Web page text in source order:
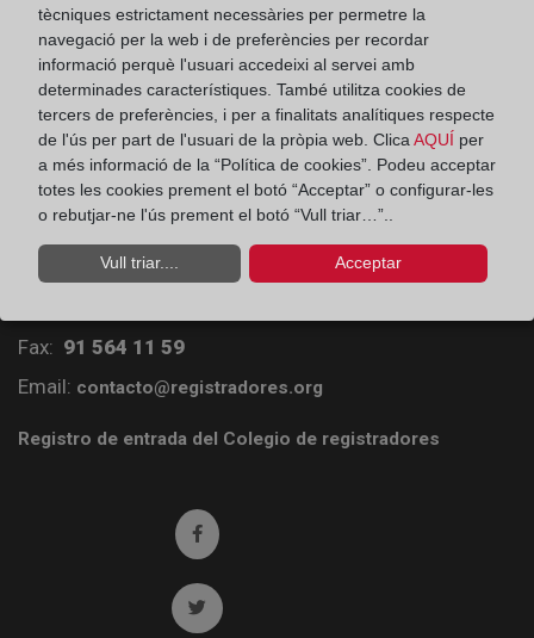
Colegio de Registradores
Príncipe de Vergara 70. 28006 Madrid
Fax: 91 564 11 59
Email: contacto@registradores.org
Registro de entrada del Colegio de registradores
Ir a facebook (abre en ventana nueva)
Ir a twitter (abre en ventana nueva)
tècniques estrictament necessàries per permetre la
navegació per la web i de preferències per recordar
informació perquè l'usuari accedeixi al servei amb
determinades característiques. També utilitza cookies de
tercers de preferències, i per a finalitats analítiques respecte
de l'ús per part de l'usuari de la pròpia web. Clica AQUÍ per
a més informació de la “Política de cookies”. Podeu acceptar
totes les cookies prement el botó “Acceptar” o configurar-les
o rebutjar-ne l'ús prement el botó “Vull triar…”..
Vull triar.... Acceptar